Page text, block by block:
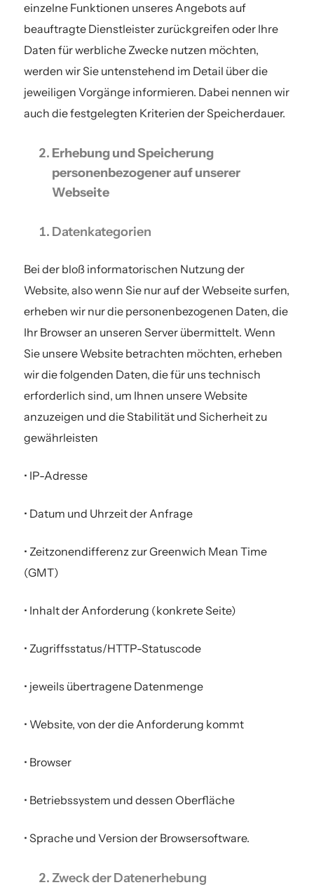
einzelne Funktionen unseres Angebots auf
beauftragte Dienstleister zurückgreifen oder Ihre
Daten für werbliche Zwecke nutzen möchten,
werden wir Sie untenstehend im Detail über die
jeweiligen Vorgänge informieren. Dabei nennen wir
auch die festgelegten Kriterien der Speicherdauer.
Erhebung und Speicherung
personenbezogener auf unserer
Webseite
Datenkategorien
Bei der bloß informatorischen Nutzung der
Website, also wenn Sie nur auf der Webseite surfen,
erheben wir nur die personenbezogenen Daten, die
Ihr Browser an unseren Server übermittelt. Wenn
Sie unsere Website betrachten möchten, erheben
wir die folgenden Daten, die für uns technisch
erforderlich sind, um Ihnen unsere Website
anzuzeigen und die Stabilität und Sicherheit zu
gewährleisten
• IP-Adresse
• Datum und Uhrzeit der Anfrage
• Zeitzonendifferenz zur Greenwich Mean Time
(GMT)
• Inhalt der Anforderung (konkrete Seite)
• Zugriffsstatus/HTTP-Statuscode
• jeweils übertragene Datenmenge
• Website, von der die Anforderung kommt
• Browser
• Betriebssystem und dessen Oberfläche
• Sprache und Version der Browsersoftware.
Zweck der Datenerhebung